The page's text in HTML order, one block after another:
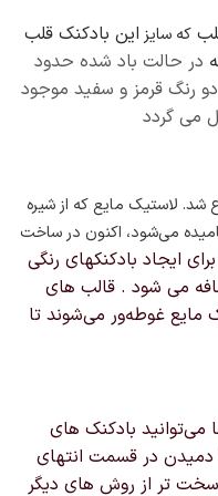
که سایز این بادکنک قلب
در حالت باد شده حدود
رنگ قرمز و سفید موجود
می گردد
شد. لاستیک مایع که از شیره
می‌شود، اکنون در ساخت
ایجاد بادکنکهای رنگی
می شود . قالب های
غوطه‌ور می‌شوند تا
می‌توانید بادکنک های
دمیدن در قسمت انتهای
تر از روش های دیگر